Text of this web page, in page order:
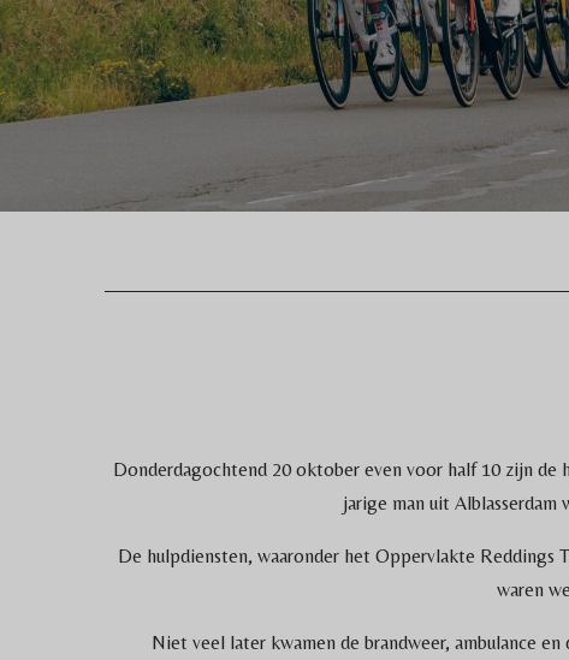
Donderdagochtend 20 oktober even voor half 10 zijn de
jarige man uit
De hulpdiensten, waaronder het Oppervlakte Reddings
waren
Niet veel later kwamen de brandweer, ambulance